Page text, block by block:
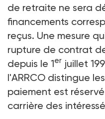
de retraite ne sera
financements
reçus. Une mesure
rupture de contrat
depuis le 1er juillet
l'ARRCO distingue
paiement est
carrière des